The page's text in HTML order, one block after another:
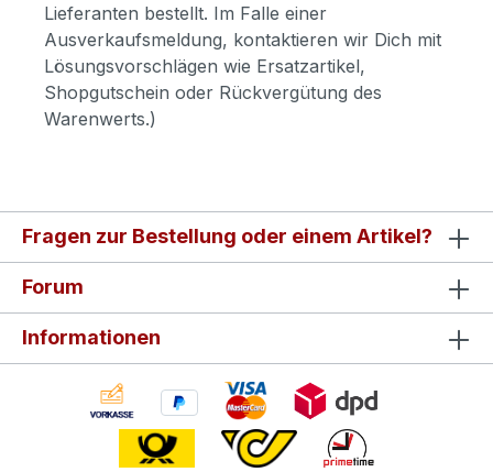
Lieferanten bestellt. Im Falle einer
Ausverkaufsmeldung, kontaktieren wir Dich mit
Lösungsvorschlägen wie Ersatzartikel,
Shopgutschein oder Rückvergütung des
Warenwerts.)
Fragen zur Bestellung oder einem Artikel?
Forum
Informationen